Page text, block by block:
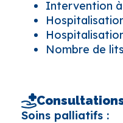
Intervention
Nombre de
Soins palliatifs :